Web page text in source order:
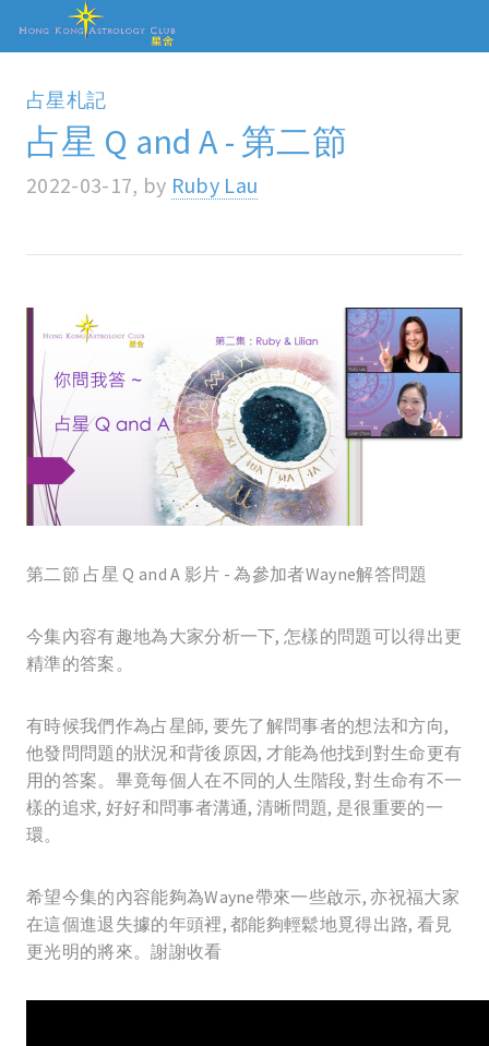
占星札記
占星 Q and A - 第二節
2022-03-17, by Ruby Lau
第二節 占星 Q and A 影片 - 為參加者Wayne解答問題
今集內容有趣地為大家分析一下, 怎樣的問題可以得出更
精準的答案。
有時候我們作為占星師, 要先了解問事者的想法和方向,
他發問問題的狀況和背後原因, 才能為他找到對生命更有
用的答案。畢竟每個人在不同的人生階段, 對生命有不一
樣的追求, 好好和問事者溝通, 清晰問題, 是很重要的一
環。
希望今集的內容能夠為Wayne帶來一些啟示, 亦祝福大家
在這個進退失據的年頭裡, 都能夠輕鬆地覓得出路, 看見
更光明的將來。謝謝收看